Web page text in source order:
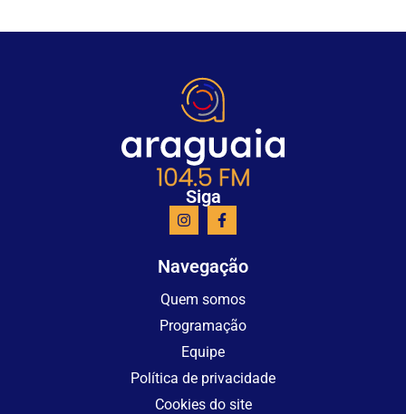
Siga
Navegação
Quem somos
Programação
Equipe
Política de privacidade
Cookies do site